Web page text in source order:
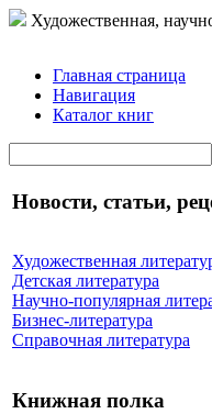
Художественная,
Главная страница
Навигация
Каталог книг
Новости, статьи,
Художественная
Детская литература
Научно-популярная
Бизнес-литература
Справочная литература
Книжная полка